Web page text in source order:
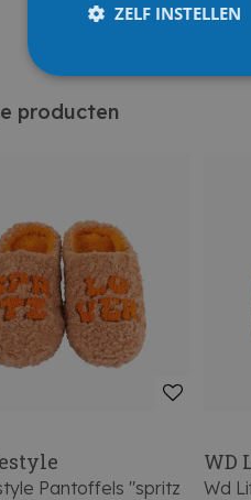
producten
Pantoffels "spritz
WD
Wd
ZELF INSTELLEN